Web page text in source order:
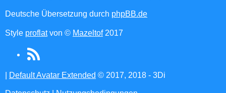
Deutsche Übersetzung durch phpBB.de
Style proflatvon © Mazeltof2017
RSS
(Opens
Default Avatar Extended © 2017, 2018 - 3Di